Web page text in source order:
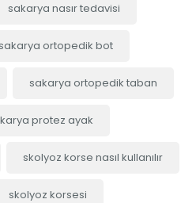
sakarya nasır tedavisi
sakarya ortopedik bot
sakarya ortopedik taban
protez ayak
skolyoz korse nasıl kullanılır
skolyoz korsesi